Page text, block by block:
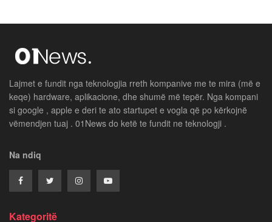
Lajmet e fundit nga teknologjia rreth kompanive me te mira (më e
keqe) hardware, aplikacione, dhe shumë më tepër. Nga kompani
si google , apple e deri te ato startupet e vogla që po kërkojnë
vëmendjen tuaj . 01News do ketë te fundit ne teknologji .
Na ndiq
Kategoritë